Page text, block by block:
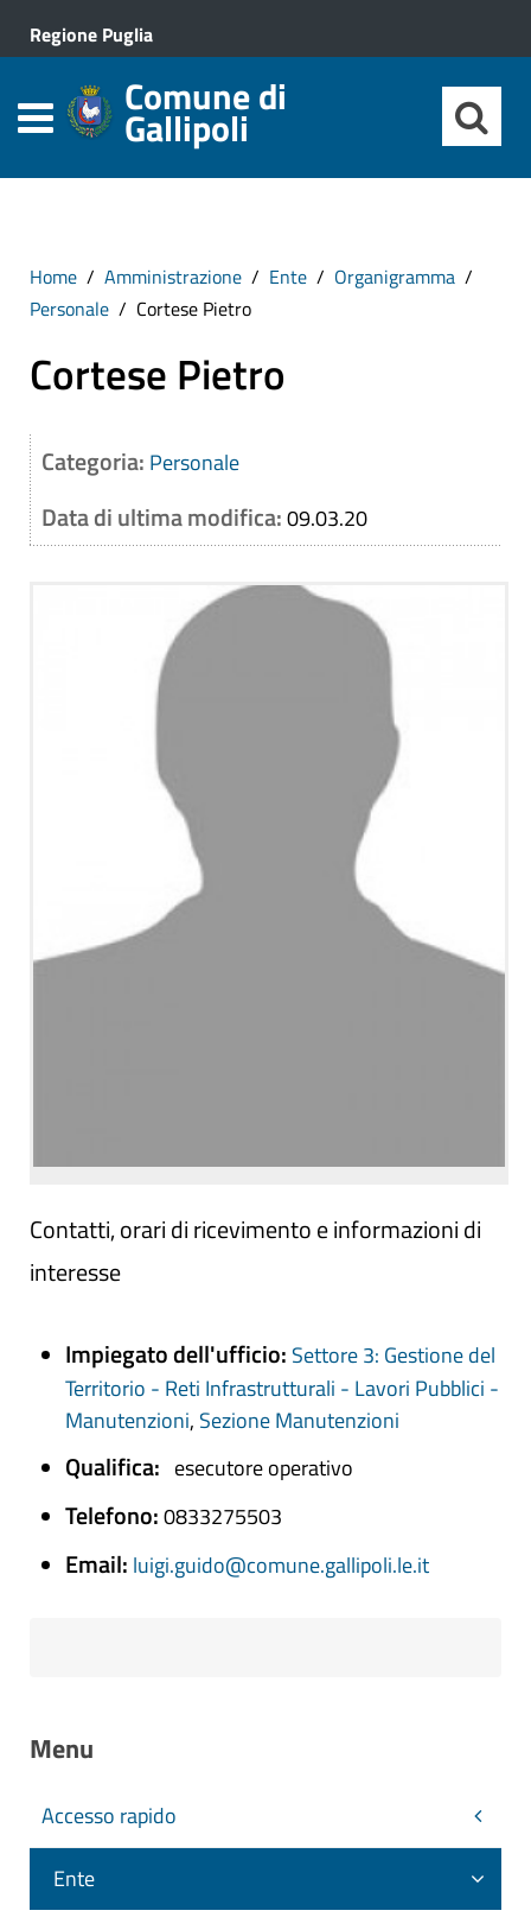
Regione Puglia
Comune di
Gallipoli
Home Amministrazione Ente
Organigramma
Personale
Cortese Pietro
Cortese Pietro
Categoria: Personale
Data di ultima modifica:09.03.20
Contatti, orari di ricevimento e informazioni di
interesse
Impiegato dell'ufficio: Settore 3: Gestione del
Territorio - Reti Infrastrutturali - Lavori Pubblici -
Manutenzioni, Sezione Manutenzioni
Qualifica: esecutore operativo
Telefono:0833275503
Email: luigi.guido@comune.gallipoli.le.it
Menu
Accesso rapido
Ente